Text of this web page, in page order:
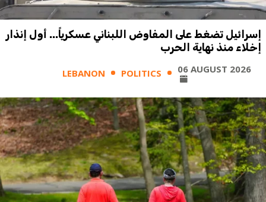
إسرائيل تضغط على المفاوض اللبناني عسكرياً... أول إنذار
إخلاء منذ نهاية الحرب
LEBANON POLITICS 06 AUGUST 2026